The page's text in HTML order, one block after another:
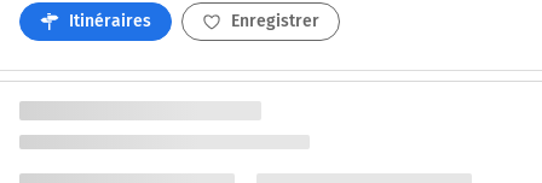
Itinéraires Enregistrer